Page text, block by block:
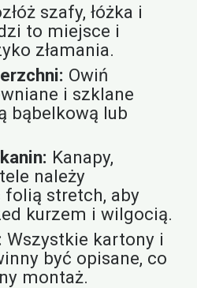
szafy, łóżka i
to miejsce i
złamania.
Owiń
i szklane
bąbelkową lub
Kanapy,
należy
folią stretch, aby
kurzem i wilgocią.
Wszystkie kartony i
być opisane, co
montaż.